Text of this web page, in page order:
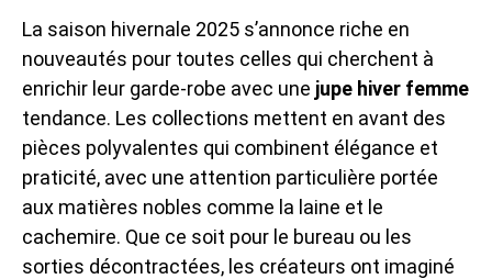
La saison hivernale 2025 s’annonce riche en
nouveautés pour toutes celles qui cherchent à
enrichir leur garde-robe avec une jupe hiver femme
tendance. Les collections mettent en avant des
pièces polyvalentes qui combinent élégance et
praticité, avec une attention particulière portée
aux matières nobles comme la laine et le
cachemire. Que ce soit pour le bureau ou les
sorties décontractées, les créateurs ont imaginé